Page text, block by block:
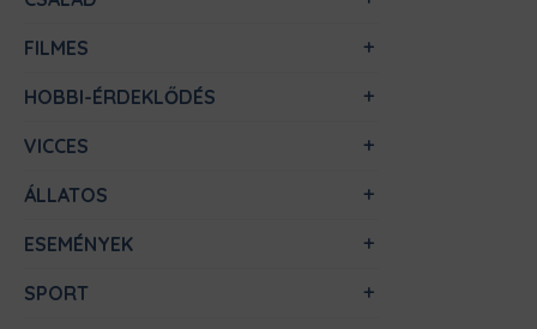
FILMES
HOBBI-ÉRDEKLŐDÉS
VICCES
ÁLLATOS
ESEMÉNYEK
SPORT